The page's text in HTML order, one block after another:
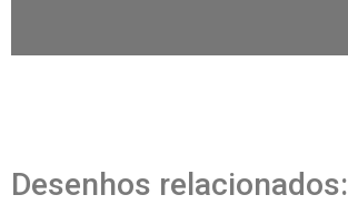
Desenhos relacionados: